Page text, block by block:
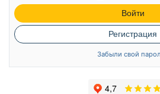
Войти
Регистрация
Забыли свой